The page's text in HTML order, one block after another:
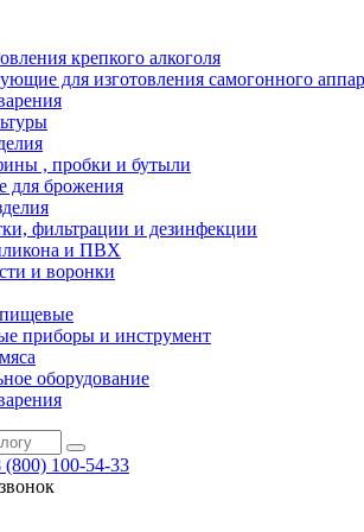
крепкого алкоголя
для изготовления самогонного
, пробки и бутыли
для брожения
фильтрации и дезинфекции
и ПВХ
и воронки
приборы и инструмент
оборудование
(800) 100-54-33